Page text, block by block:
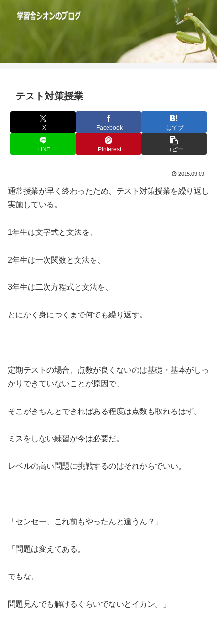
テスト対策授業
X Facebook はてブ
LINE Pinterest コピー
2015.09.09
通常授業が早く終わったため、テスト対策授業を繰り返し
実施している。
1年生は文字式と文法を、
2年生は一次関数と文法を、
3年生は二次方程式と文法を、
とにかく身につくまで何でも繰り返す。
定期テストの場合、点数が良くないのは基礎・基本がしっ
かりできていないことが原因で、
そこがきちんとできればある程度は点数も取れるはず。
ミスをしない練習が今は必要だ。
レベルの高い問題に挑戦するのはそれからでいい。
「センセー、これ前もやったんと違うん？」
「問題は変えてある。
でもな、
問題見んでも解けるくらいでないとイカン。」